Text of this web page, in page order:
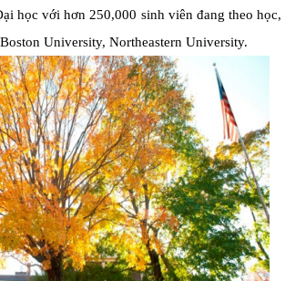
học với hơn 250,000 sinh viên đang theo
University, Northeastern University.